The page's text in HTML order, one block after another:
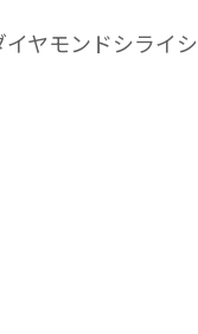
イヤモンドシライシ